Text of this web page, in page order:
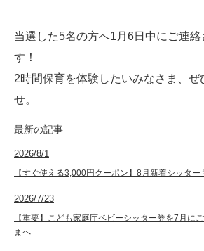
当選した5名の方へ1月6日中にご連絡
す！
2時間保育を体験したいみなさま、ぜ
せ。
最新の記事
2026/8/1
【すぐ使える3,000円クーポン】8月新着シッター
2026/7/23
【重要】こども家庭庁ベビーシッター券を7月に
まへ